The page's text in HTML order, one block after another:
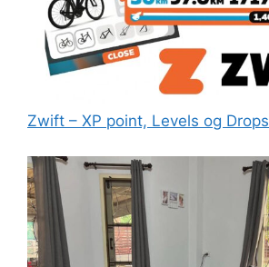
Zwift – XP point, Levels og Drops